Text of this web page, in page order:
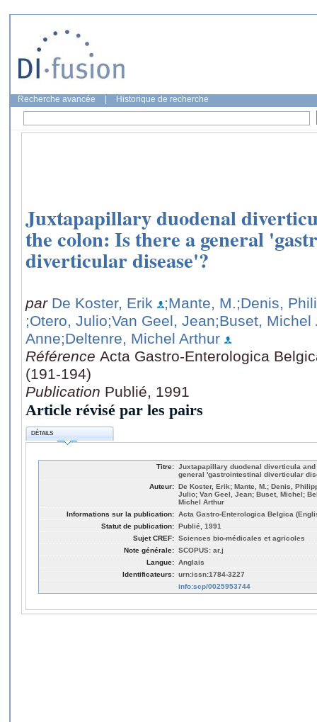
Recherche avancée Historique de recherche
Juxtapapillary duodenal
the colon: Is there a general
diverticular disease'?
par De Koster, Erik ;Mante, M.;Denis,
;Otero, Julio;Van Geel, Jean;Buset, Michel
Anne;Deltenre, Michel Arthur
Référence Acta Gastro-Enterologica
(191-194)
Publication Publié, 1991
Article révisé par les pairs
DÉTAILS
Titre: Juxtapapillary duodenal diverticula
general 'gastrointestinal diverticular
Auteur: De Koster, Erik; Mante, M.; Denis,
Julio; Van Geel, Jean; Buset, Michel;
Michel Arthur
Informations sur la publication: Acta Gastro-Enterologica Belgica
Statut de publication: Publié, 1991
Sujet CREF: Sciences bio-médicales et agricoles
Note générale: SCOPUS: ar.j
Langue: Anglais
Identificateurs: urn:issn:1784-3227
info:scp/0025953744